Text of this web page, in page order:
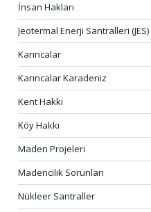
İnsan Hakları
Jeotermal Enerji Santralleri (JES)
Karıncalar
Karıncalar Karadeniz
Kent Hakkı
Köy Hakkı
Maden Projeleri
Madencilik Sorunları
Nükleer Santraller